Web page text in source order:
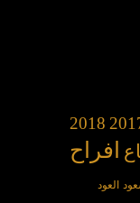
2018
افراح
العود